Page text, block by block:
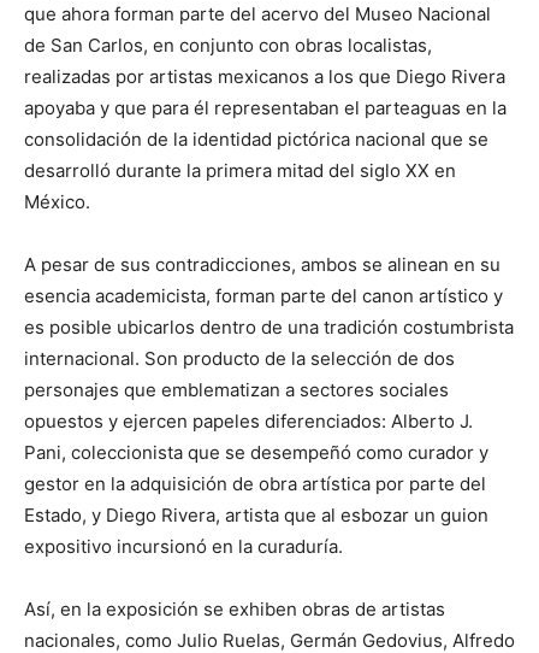
que ahora forman parte del acervo del Museo Nacional
de San Carlos, en conjunto con obras localistas,
realizadas por artistas mexicanos a los que Diego Rivera
apoyaba y que para él representaban el parteaguas en la
consolidación de la identidad pictórica nacional que se
desarrolló durante la primera mitad del siglo XX en
México.
A pesar de sus contradicciones, ambos se alinean en su
esencia academicista, forman parte del canon artístico y
es posible ubicarlos dentro de una tradición costumbrista
internacional. Son producto de la selección de dos
personajes que emblematizan a sectores sociales
opuestos y ejercen papeles diferenciados: Alberto J.
Pani, coleccionista que se desempeñó como curador y
gestor en la adquisición de obra artística por parte del
Estado, y Diego Rivera, artista que al esbozar un guion
expositivo incursionó en la curaduría.
Así, en la exposición se exhiben obras de artistas
nacionales, como Julio Ruelas, Germán Gedovius, Alfredo